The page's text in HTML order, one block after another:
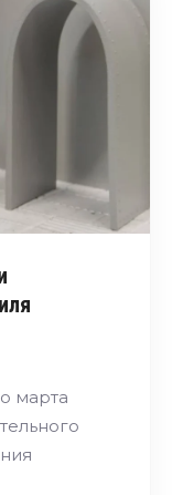
марта